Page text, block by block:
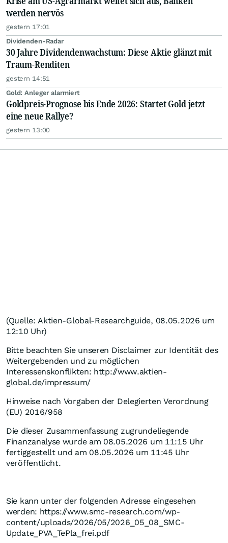
werden nervös
gestern 17:01
Dividenden-Radar
30 Jahre Dividendenwachstum: Diese Aktie glänzt mit
Traum-Renditen
gestern 14:51
Gold: Anleger alarmiert
Goldpreis-Prognose bis Ende 2026: Startet Gold jetzt
eine neue Rallye?
gestern 13:00
(Quelle: Aktien-Global-Researchguide, 08.05.2026 um
12:10 Uhr)
Bitte beachten Sie unseren Disclaimer zur Identität des
Weitergebenden und zu möglichen
Interessenskonflikten: http://www.aktien-
global.de/impressum/
Hinweise nach Vorgaben der Delegierten Verordnung
(EU) 2016/958
Die dieser Zusammenfassung zugrundeliegende
Finanzanalyse wurde am 08.05.2026 um 11:15 Uhr
fertiggestellt und am 08.05.2026 um 11:45 Uhr
veröffentlicht.
Sie kann unter der folgenden Adresse eingesehen
werden: https://www.smc-research.com/wp-
content/uploads/2026/05/2026_05_08_SMC-
Update_PVA_TePla_frei.pdf